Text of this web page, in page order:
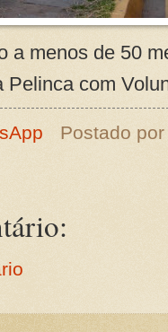
a menos de 50
Pelinca com
Postado